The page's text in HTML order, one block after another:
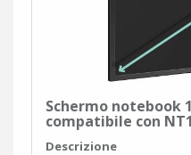
Schermo notebook
compatibile con
Descrizione